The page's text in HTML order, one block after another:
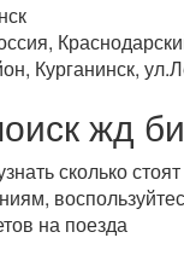
Курганинск,
жд
сколько
на поезда